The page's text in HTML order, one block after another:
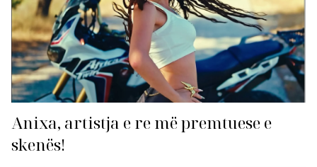
Anixa, artistja e re më premtuese e
skenës!